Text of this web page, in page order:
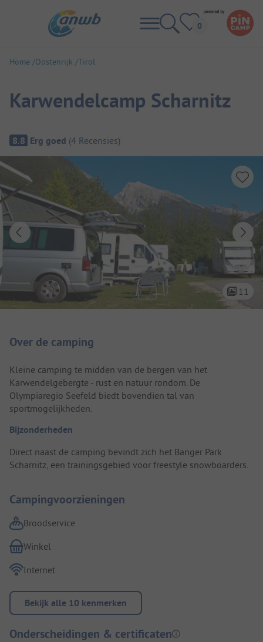
Home Oostenrijk Tirol
Karwendelcamp Scharnitz
Camping overzicht
8.8 Erg goed (4 Recensies)
11
Over de camping
Kleine camping te midden van de bergen van het
Karwendelgebergte - rust en natuur rondom. De
Olympiaregio Seefeld biedt bovendien tal van
sportmogelijkheden.
Bijzonderheden
Direct naast de camping bevindt zich het Banger Park
Scharnitz, een trainingsgebied voor freestyle snowboarders.
Campingvoorzieningen
Broodservice
Winkel
Internet
Bekijk alle 10 kenmerken
Onderscheidingen & certificaten